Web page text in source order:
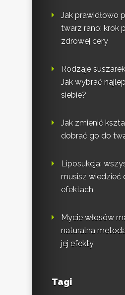
Jak prawidłowo
twarz rano: krok
zdrowej cery
Rodzaje
Jak wybrać
siebie?
Jak zmienić
dobrać go do
Liposukcja:
musisz wiedzieć
efektach
Mycie włosów
naturalna
jej efekty
Tagi